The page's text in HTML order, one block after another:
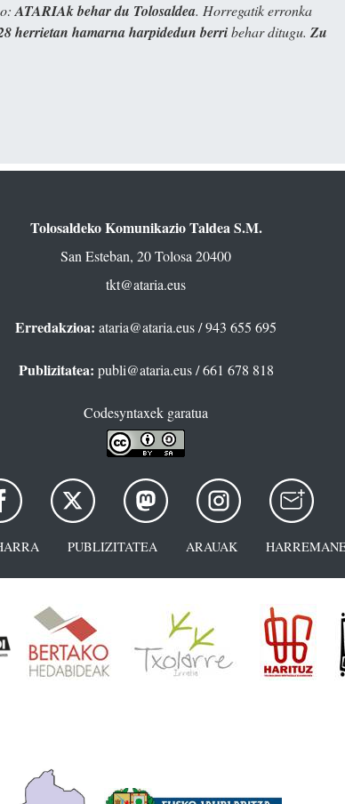
ATARIAk behar du Tolosaldea. Horregatik erronka
herrietan hamarna harpidedun berribehar ditugu. Zu
Tolosaldeko Komunikazio Taldea S.M.
San Esteban, 20 Tolosa 20400
tkt@ataria.eus
Erredakzioa: ataria@ataria.eus/ 943 655 695
Publizitatea: publi@ataria.eus/ 661 678 818
Codesyntaxek garatua
PUBLIZITATEA ARAUAK